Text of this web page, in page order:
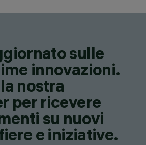
sulle
innovazioni.
nostra
per ricevere
su nuovi
e iniziative.